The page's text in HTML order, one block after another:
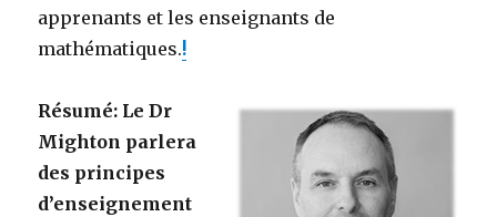
apprenants et les enseignants de
mathématiques.!
Résumé: Le Dr
Mighton parlera
des principes
d’enseignement